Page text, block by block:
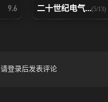
9.6 二十世纪电气...(5/13)
请登录后发表评论